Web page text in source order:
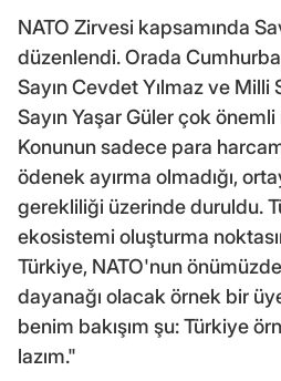
NATO Zirvesi kapsamında
düzenlendi. Orada
Sayın Cevdet Yılmaz ve Milli
Sayın Yaşar Güler çok
Konunun sadece para
ödenek ayırma olmadığı,
gerekliliği üzerinde duruldu.
ekosistemi oluşturma
Türkiye, NATO'nun
dayanağı olacak örnek bir
benim bakışım şu: Türkiye
lazım."